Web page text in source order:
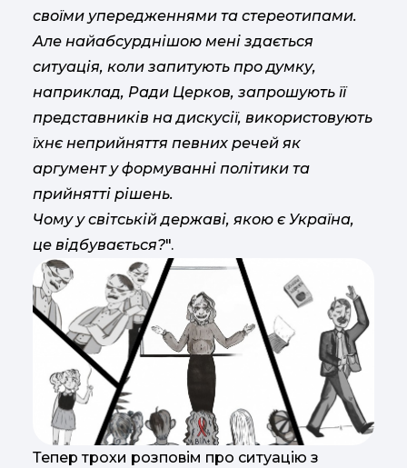
своїми упередженнями та стереотипами.
Але найабсурднішою мені здається
ситуація, коли запитують про думку,
наприклад, Ради Церков, запрошують її
представників на дискусії, використовують
їхнє неприйняття певних речей як
аргумент у формуванні політики та
прийнятті рішень.
Чому у світській державі, якою є Україна,
це відбувається?".
Тепер трохи розповім про ситуацію з